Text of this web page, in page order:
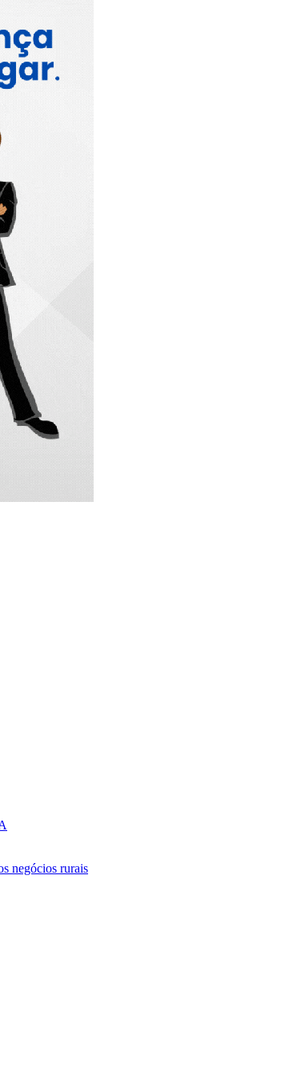
negócios rurais